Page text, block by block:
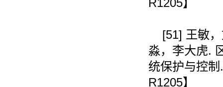
R1205】
[51] 王敏
淼，李大虎.
统保护与控制
R1205】